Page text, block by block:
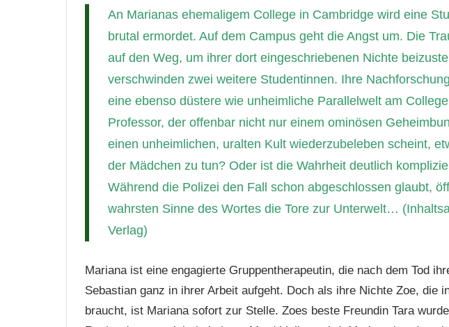
An Marianas ehemaligem College in Cambridge wird eine
brutal ermordet. Auf dem Campus geht die Angst um. Die
auf den Weg, um ihrer dort eingeschriebenen Nichte
verschwinden zwei weitere Studentinnen. Ihre
eine ebenso düstere wie unheimliche Parallelwelt am
Professor, der offenbar nicht nur einem ominösen
einen unheimlichen, uralten Kult wiederzubeleben scheint,
der Mädchen zu tun? Oder ist die Wahrheit deutlich
Während die Polizei den Fall schon abgeschlossen glaubt,
wahrsten Sinne des Wortes die Tore zur Unterwelt…
Verlag)
Mariana ist eine engagierte Gruppentherapeutin, die nach dem Tod
Sebastian ganz in ihrer Arbeit aufgeht. Doch als ihre Nichte Zoe, die
braucht, ist Mariana sofort zur Stelle. Zoes beste Freundin Tara